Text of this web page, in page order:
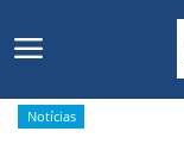
Notícias